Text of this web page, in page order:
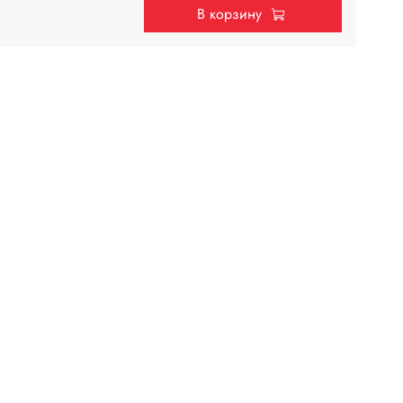
В корзину